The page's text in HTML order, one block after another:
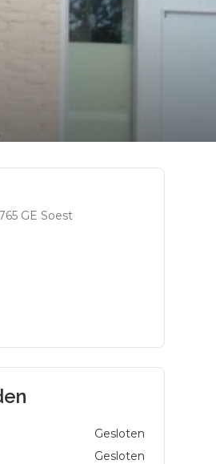
GE Soest
Gesloten
Gesloten